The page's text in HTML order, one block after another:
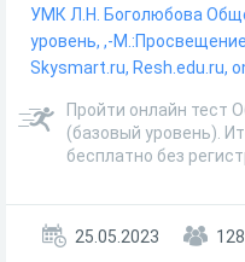
УМК Л.Н. Боголюбова
уровень, ,-
Skysmart.ru, Resh.edu.ru,
Пройти онлайн тест
(базовый уровень).
бесплатно без
25.05.2023